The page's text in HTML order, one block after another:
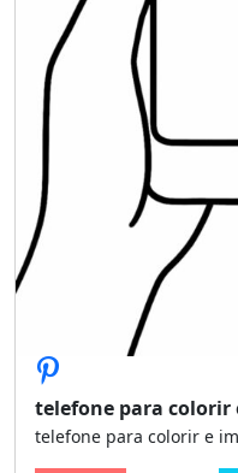
telefone para
telefone para colorir e